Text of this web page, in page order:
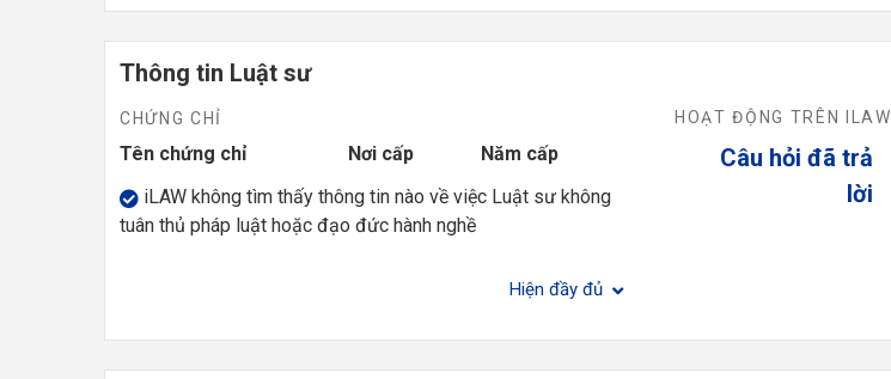
Thông tin Luật sư
CHỨNG CHỈ
Tên chứng chỉ Nơi cấp
Năm cấp
iLAW không tìm thấy thông tin nào về việc Luật sư không
tuân thủ pháp luật hoặc đạo đức hành nghề
HOẠT ĐỘNG TRÊN ILAW
Câu hỏi đã trả
lời
Hiện đầy đủ